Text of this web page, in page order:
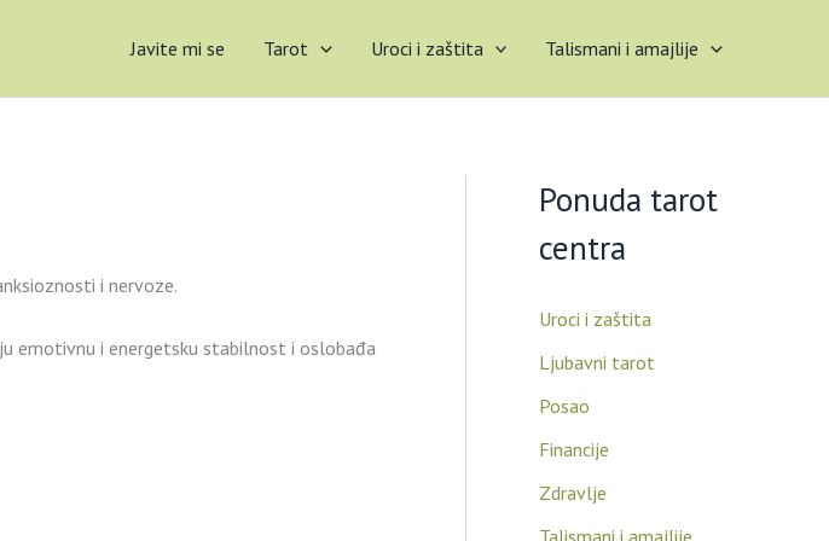
Javite mi se Tarot Uroci i zaštita Talismani i amajlije
i nervoze.
emotivnu i energetsku stabilnost i oslobađa
Ponuda tarot
centra
Uroci i zaštita
Ljubavni tarot
Posao
Financije
Zdravlje